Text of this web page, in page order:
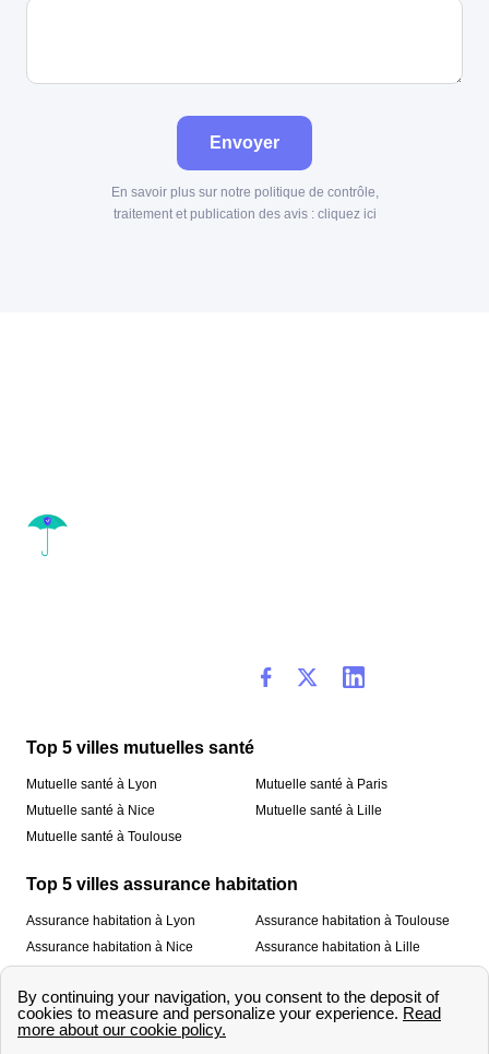
Envoyer
En savoir plus sur notre politique de contrôle,
traitement et publication des avis : cliquez ici
Top 5 villes mutuelles santé
Mutuelle santé à Lyon
Mutuelle santé à Nice
Mutuelle santé à Toulouse
Mutuelle santé à Paris
Mutuelle santé à Lille
Top 5 villes assurance habitation
Assurance habitation à Lyon
Assurance habitation à Nice
Assurance habitation à Toulouse
Assurance habitation à Lille
À propos